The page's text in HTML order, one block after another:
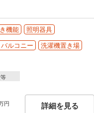
機能
照明器具
ルコニー 洗濯機置き場
円 詳細を見る